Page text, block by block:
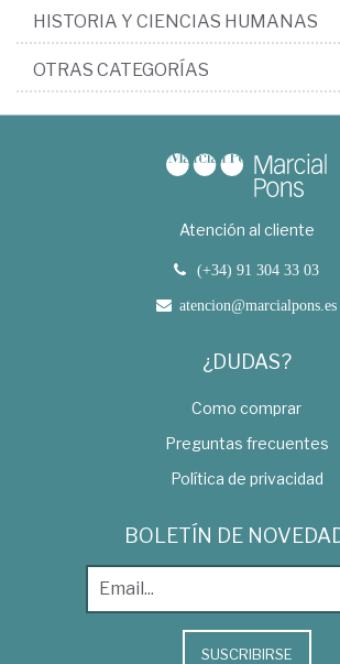
HISTORIA Y CIENCIAS HUMANAS
OTRAS CATEGORÍAS
Atención al cliente
(+34) 91 304 33 03
atencion@marcialpons.es
¿DUDAS?
Como comprar
Preguntas frecuentes
Política de privacidad
BOLETÍN DE
SUSCRIBIRSE